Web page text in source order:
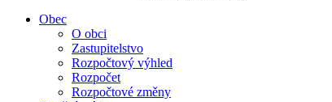
Obec
O obci
Zastupitelstvo
Rozpočtový výhled
Rozpočet
Rozpočtové změny